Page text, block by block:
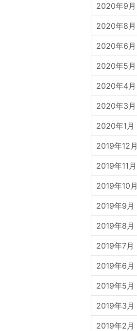
2020年9月
2020年8月
2020年6月
2020年5月
2020年4月
2020年3月
2020年1月
2019年12月
2019年11月
2019年10月
2019年9月
2019年8月
2019年7月
2019年6月
2019年5月
2019年3月
2019年2月